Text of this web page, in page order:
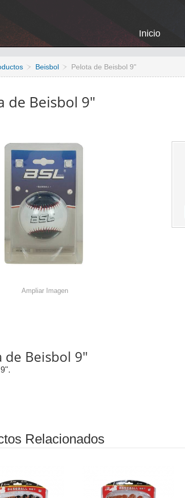
Inicio
Beisbol Pelota de Beisbol 9"
de Beisbol 9"
Ampliar Imagen
de Beisbol 9"
Relacionados